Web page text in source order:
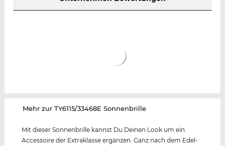
‌Mehr zur TY6115/33468E Sonnenbrille
Mit dieser Sonnenbrille kannst Du Deinen Look um ein
Accessoire der Extraklasse ergänzen. Ganz nach dem Edel-